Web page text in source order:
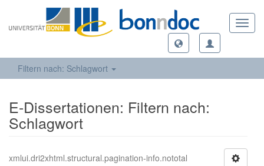
Filtern nach: Schlagwort
E-Dissertationen: Filtern nach:
Schlagwort
xmlui.dri2xhtml.structural.pagination-info.nototal